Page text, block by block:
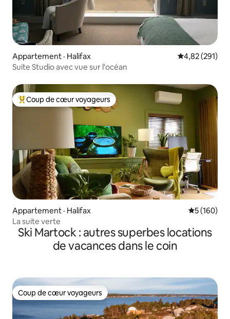
Appartement · Halifax Note
4,82 (291)
Suite Studio avec vue sur l'océan
Coup de cœur voyageurs parmi les plus aimés
Coup de cœur voyageurs
Appartement · Halifax Note
5 (160)
La suite verte
Ski Martock : autres superbes locations
de vacances dans le coin
Coup de cœur voyageurs
Coup de cœur voyageurs